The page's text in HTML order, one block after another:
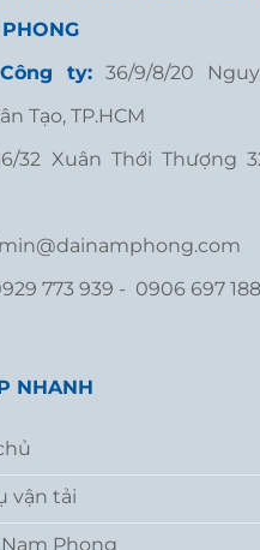
ty:36/9/8/20
Tạo, TP.HCM
32 Xuân Thới Thượng
773 939 - 0906 697
NHANH
vận tải
Phong